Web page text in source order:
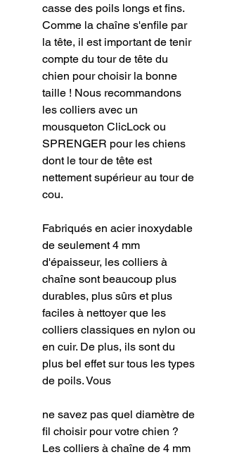
casse des poils longs et fins.
Comme la chaîne s'enfile par
la tête, il est important de tenir
compte du tour de tête du
chien pour choisir la bonne
taille ! Nous recommandons
les colliers avec un
mousqueton ClicLock ou
SPRENGER pour les chiens
dont le tour de tête est
nettement supérieur au tour de
cou.
Fabriqués en acier inoxydable
de seulement 4 mm
d'épaisseur, les colliers à
chaîne sont beaucoup plus
durables, plus sûrs et plus
faciles à nettoyer que les
colliers classiques en nylon ou
en cuir. De plus, ils sont du
plus bel effet sur tous les types
de poils. Vous
ne savez pas quel diamètre de
fil choisir pour votre chien ?
Les colliers à chaîne de 4 mm